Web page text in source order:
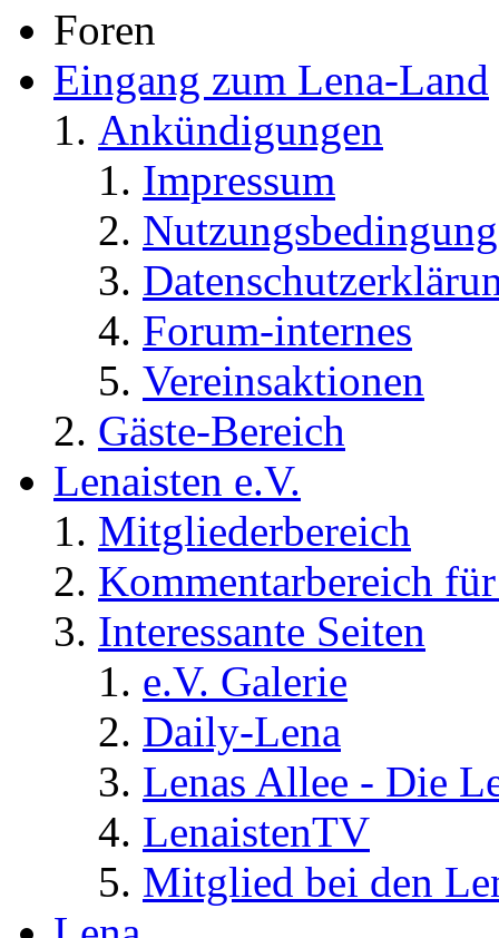
Foren
Eingang zum Lena-Land
Ankündigungen
Impressum
Forum-internes
Vereinsaktionen
Gäste-Bereich
Lenaisten e.V.
Mitgliederbereich
Kommentarbereich
Interessante Seiten
e.V. Galerie
Daily-Lena
Lenas Allee - Die
LenaistenTV
Mitglied bei den